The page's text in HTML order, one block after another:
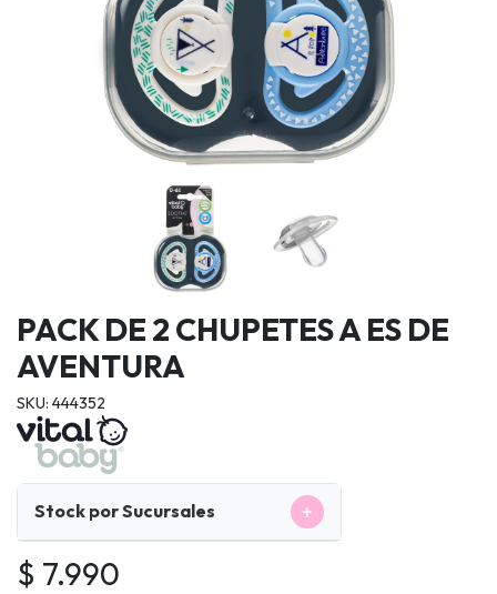
PACK DE 2 CHUPETES A ES DE
AVENTURA
SKU: 444352
Stock por Sucursales +
$ 7.990